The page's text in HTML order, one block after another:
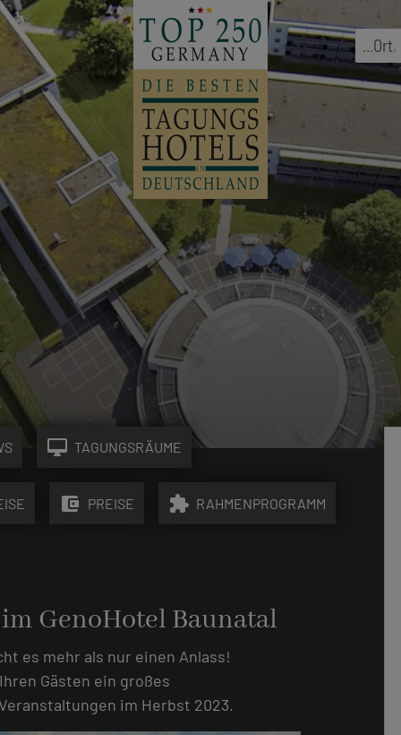
...Ort,
desktop_mac TAGUNGSRÄUME
account_balance_wallet PREISE extension RAHMENPROGRAMM
GenoHotel Baunatal
es mehr als nur einen Anlass!
Gästen ein großes
im Herbst 2023.